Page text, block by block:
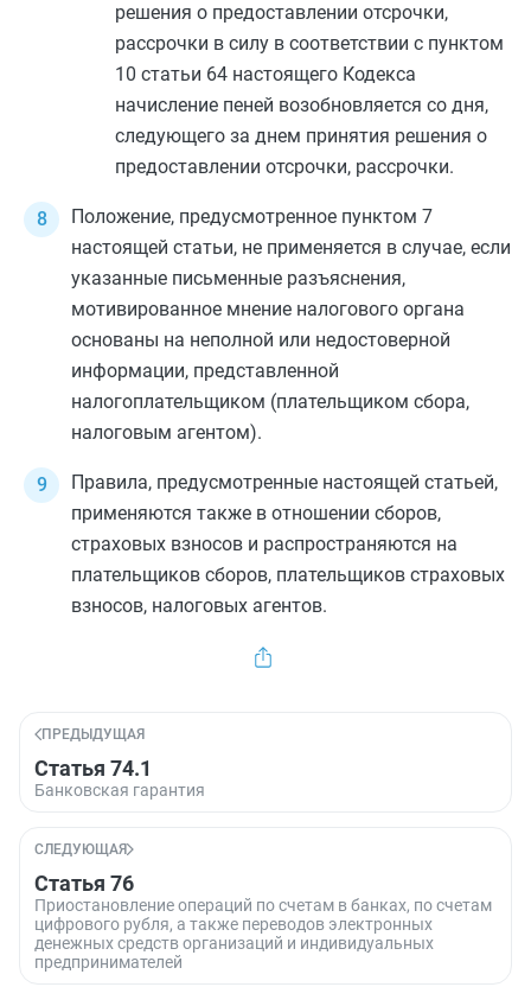
решения о предоставлении отсрочки,
рассрочки в силу в соответствии с пунктом
10 статьи 64 настоящего Кодекса
начисление пеней возобновляется со дня,
следующего за днем принятия решения о
предоставлении отсрочки, рассрочки.
Положение, предусмотренное пунктом 7
настоящей статьи, не применяется в случае, если
указанные письменные разъяснения,
мотивированное мнение налогового органа
основаны на неполной или недостоверной
информации, представленной
налогоплательщиком (плательщиком сбора,
налоговым агентом).
Правила, предусмотренные настоящей статьей,
применяются также в отношении сборов,
страховых взносов и распространяются на
плательщиков сборов, плательщиков страховых
взносов, налоговых агентов.
ПРЕДЫДУЩАЯ
Статья 74.1
Банковская гарантия
СЛЕДУЮЩАЯ
Статья 76
Приостановление операций по счетам в банках, по счетам
цифрового рубля, а также переводов электронных
денежных средств организаций и индивидуальных
предпринимателей